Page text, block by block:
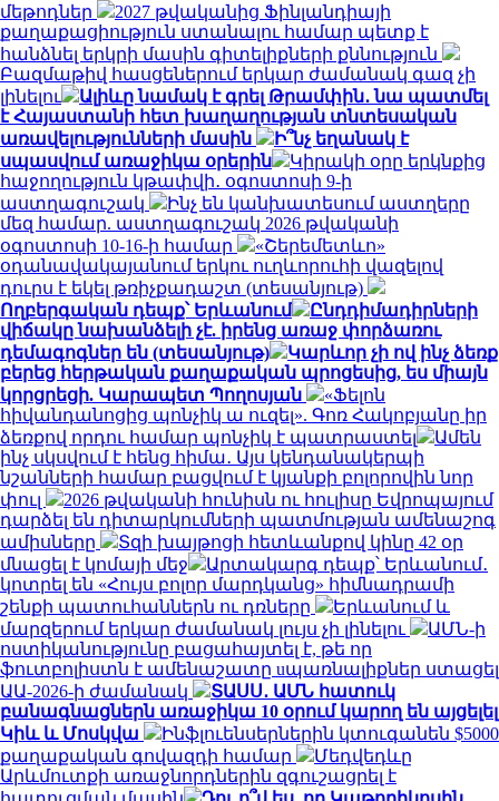
մեթոդներ
2027 թվականից Ֆինլանդիայի
քաղաքացիություն ստանալու համար պետք է
հանձնել երկրի մասին գիտելիքների քննություն
Բազմաթիվ հասցեներում երկար ժամանակ գազ չի
լինելու
Ալիևը նամակ է գրել Թրամփին․ նա պատմել
է Հայաստանի հետ խաղաղության տնտեսական
առավելությունների մասին
Ի՞նչ եղանակ է
սպասվում առաջիկա օրերին
Կիրակի օրը երկնքից
հաջողություն կթափվի․ օգոստոսի 9-ի
աստղագուշակ
Ինչ են կանխատեսում աստղերը
մեզ համար. աստղագուշակ 2026 թվականի
օգոստոսի 10-16-ի համար
«Շերեմետևո»
օդանավակայանում երկու ուղևորուհի վազելով
դուրս է եկել թռիչքադաշտ (տեսանյութ)
Ողբերգական դեպք՝ Երևանում
Ընդդիմադիրների
վիճակը նախանձելի չէ. իրենց առաջ փորձառու
դեմագոգներ են (տեսանյութ)
Կարևոր չի ով ինչ ձեռք
բերեց հերթական քաղաքական պրոցեսից, ես միայն
կորցրեցի. Կարապետ Պողոսյան
«Ֆելոն
հիվանդանոցից պոնչիկ ա ուզել». Գոռ Հակոբյանը իր
ձեռքով որդու համար պոնչիկ է պատրաստել
Ամեն
ինչ սկսվում է հենց հիմա․ Այս կենդանակերպի
նշանների համար բացվում է կյանքի բոլորովին նոր
փուլ
2026 թվականի հունիսն ու հուլիսը Եվրոպայում
դարձել են դիտարկումների պատմության ամենաշոգ
ամիսները
Տզի խայթոցի հետևանքով կինը 42 օր
մնացել է կոմայի մեջ
Արտակարգ դեպք՝ Երևանում․
կոտրել են «Հույս բոլոր մարդկանց» հիմնադրամի
շենքի պատուհաններն ու դռները
Երևանում և
մարզերում երկար ժամանակ լույս չի լինելու
ԱՄՆ-ի
ոստիկանությունը բացահայտել է, թե որ
ֆուտբոլիստն է ամենաշատը uպառնալիքներ ստացել
ԱԱ-2026-ի ժամանակ
ՏԱՍՍ․ ԱՄՆ հատուկ
բանագնացներն առաջիկա 10 օրում կարող են այցելել
Կիև և Մոսկվա
Ինֆլուենսերներին կտուգանեն $5000
քաղաքական գովազդի համար
Մեդվեդևը
Արևմուտքի առաջնորդներին զգուշացրել է